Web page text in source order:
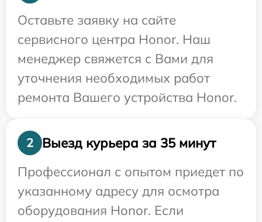
Оставьте заявку на сайте
сервисного центра Honor. Наш
менеджер свяжется с Вами для
уточнения необходимых работ
ремонта Вашего устройства Honor.
2
Выезд курьера за 35 минут
Профессионал с опытом приедет по
указанному адресу для осмотра
оборудования Honor. Если